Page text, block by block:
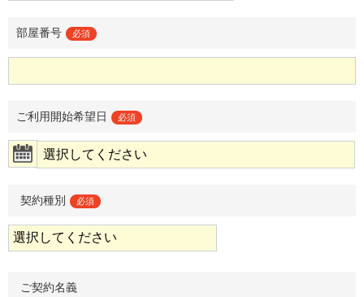
部屋番号 必須
ご利用開始希望日 必須
契約種別 必須
ご契約名義